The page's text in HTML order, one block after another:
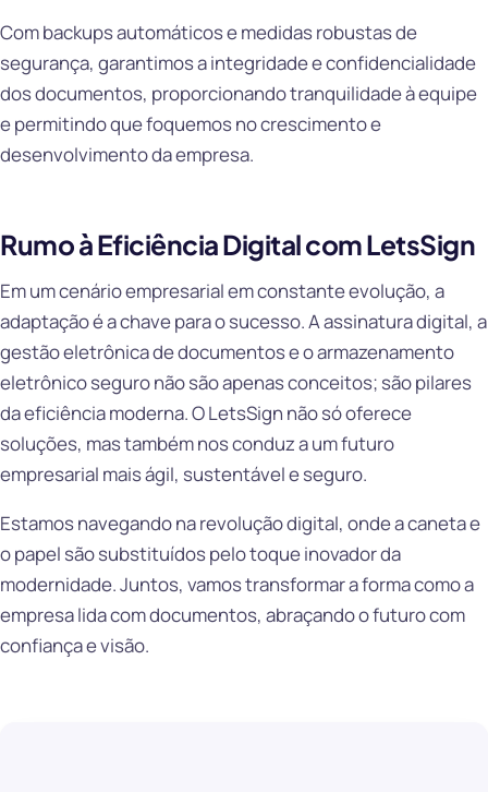
Com backups automáticos e medidas robustas de
segurança, garantimos a integridade e confidencialidade
dos documentos, proporcionando tranquilidade à equipe
e permitindo que foquemos no crescimento e
desenvolvimento da empresa.
Rumo à Eficiência Digital com LetsSign
Em um cenário empresarial em constante evolução, a
adaptação é a chave para o sucesso. A assinatura digital, a
gestão eletrônica de documentos e o armazenamento
eletrônico seguro não são apenas conceitos; são pilares
da eficiência moderna. O LetsSign não só oferece
soluções, mas também nos conduz a um futuro
empresarial mais ágil, sustentável e seguro.
Estamos navegando na revolução digital, onde a caneta e
o papel são substituídos pelo toque inovador da
modernidade. Juntos, vamos transformar a forma como a
empresa lida com documentos, abraçando o futuro com
confiança e visão.